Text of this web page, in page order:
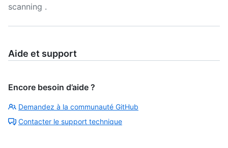
scanning .
Aide et support
Encore besoin d’aide ?
Demandez à la communauté GitHub
Contacter le support technique